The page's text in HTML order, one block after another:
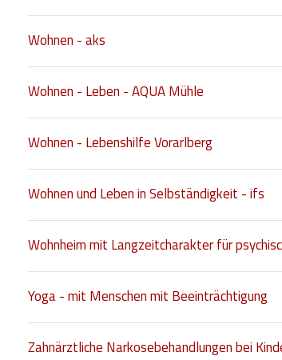
Wohnen - aks
Wohnen - Leben - AQUA Mühle
Wohnen - Lebenshilfe Vorarlberg
Wohnen und Leben in Selbständigkeit - ifs
Wohnheim mit Langzeitcharakter für
Yoga - mit Menschen mit Beeinträchtigung
Zahnärztliche Narkosebehandlungen bei